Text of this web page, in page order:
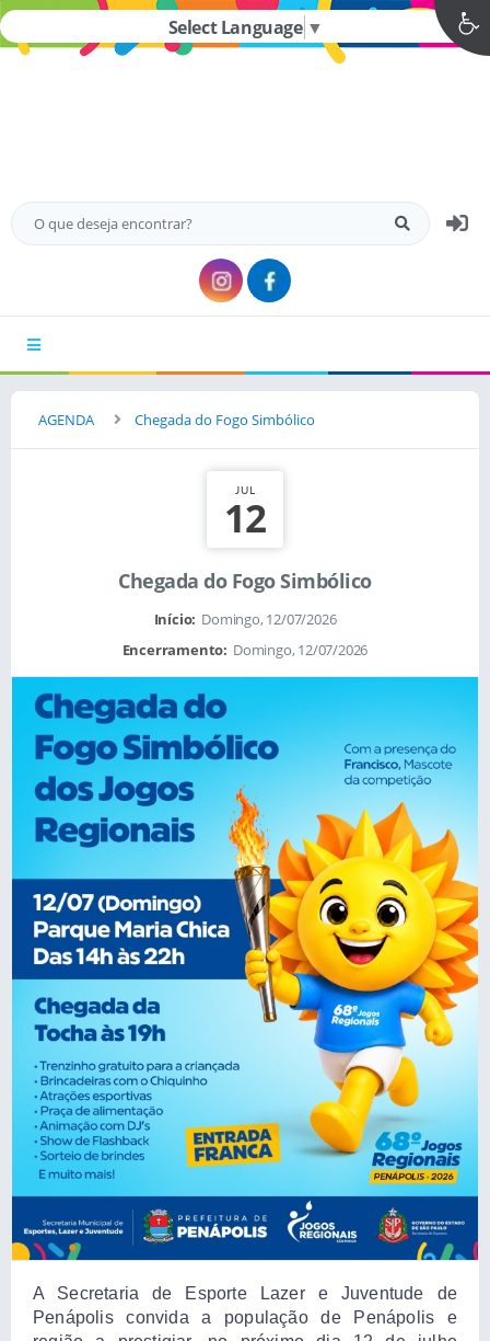
Select Language ▼
AGENDA Chegada do Fogo Simbólico
JUL
12
Chegada do Fogo Simbólico
Início: Domingo, 12/07/2026
Encerramento: Domingo, 12/07/2026
A Secretaria de Esporte Lazer e Juventude de
Penápolis convida a população de Penápolis e